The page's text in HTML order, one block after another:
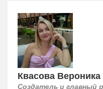
Квасова Вероника
Создатель и главный